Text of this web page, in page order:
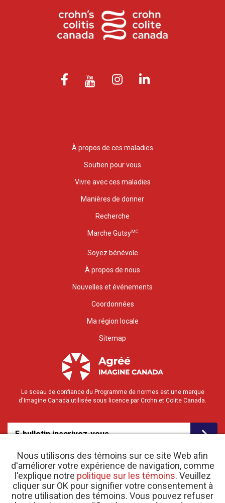
Nous utilisons des témoins sur ce site Web afin
d'améliorer votre expérience de navigation, comme
l'explique notre politique sur les témoins. Veuillez
cliquer sur OK pour signifier votre consentement à
notre utilisation des témoins. Vous pouvez refuser
À propos de ces maladies
Soutien pour vous
Vivre avec ces maladies
Manières de donner
Recherche
Marche GutsyMC
Soyez bénévole
À propos de nous
Nouvelles et événements
Coordonnées
Ma région locale
Sitemap
Le sceau de confiance du Programme de normes est une marque
d'Imagine Canada utilisée sous licence par Crohn et Colite Canada.
E-bulletin inscrivez-vous